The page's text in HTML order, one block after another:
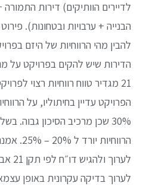
לדיירים הוותיקים) דירות
הבנייה + ערבויות ובטחונות).
להבין מהי הרווחיות של היזם
הדירות שיש להקים בפרויקט על
21 מגדיר טווח רווחיות רצוי
30% שכן מרכיב הסיכון גבוה.
לערוך בדיקה עקרונית באופן